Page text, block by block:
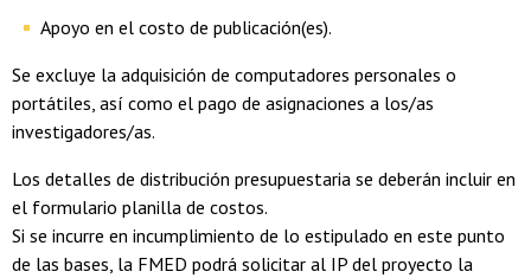
Apoyo en el costo de publicación(es).
Se excluye la adquisición de computadores personales o
portátiles, así como el pago de asignaciones a los/as
investigadores/as.
Los detalles de distribución presupuestaria se deberán incluir en
el formulario planilla de costos.
Si se incurre en incumplimiento de lo estipulado en este punto
de las bases, la FMED podrá solicitar al IP del proyecto la